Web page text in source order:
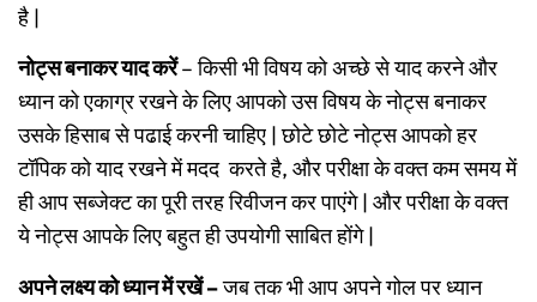
है |
नोट्स बनाकर याद करें– किसी भी विषय को अच्छे से याद करने और
ध्यान को एकाग्र रखने के लिए आपको उस विषय के नोट्स बनाकर
उसके हिसाब से पढाई करनी चाहिए | छोटे छोटे नोट्स आपको हर
टॉपिक को याद रखने में मदद करते है, और परीक्षा के वक्त कम समय में
ही आप सब्जेक्ट का पूरी तरह रिवीजन कर पाएंगे | और परीक्षा के वक्त
ये नोट्स आपके लिए बहुत ही उपयोगी साबित होंगे |
अपने लक्ष्य को ध्यान में रखें –जब तक भी आप अपने गोल पर ध्यान